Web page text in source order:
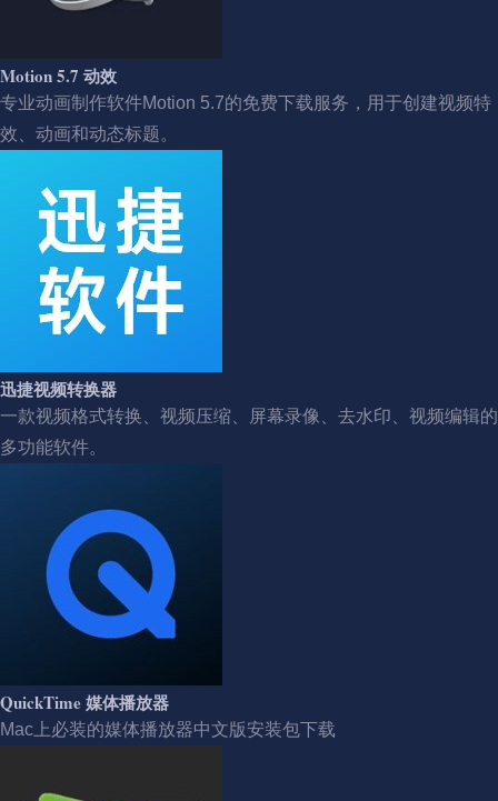
Motion 5.7 动效
专业动画制作软件Motion 5.7的免费下载服务，用于创建视频特
效、动画和动态标题。
迅捷视频转换器
一款视频格式转换、视频压缩、屏幕录像、去水印、视频编辑的
多功能软件。
QuickTime 媒体播放器
Mac上必装的媒体播放器中文版安装包下载